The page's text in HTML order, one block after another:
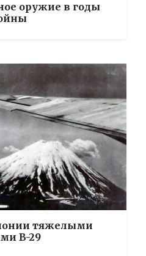
оружие в годы
тяжелыми
B-29